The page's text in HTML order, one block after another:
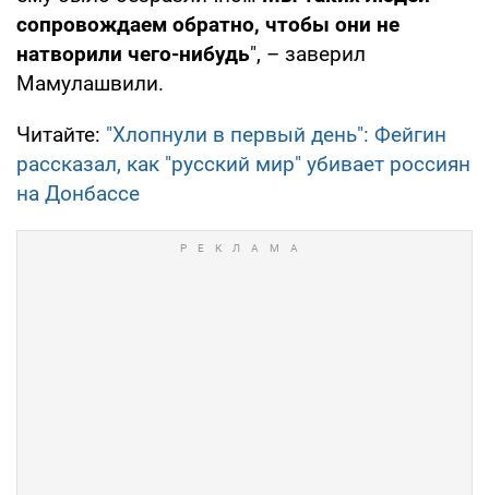
сопровождаем обратно, чтобы они не
натворили чего-нибудь", – заверил
Мамулашвили.
Читайте: "Хлопнули в первый день": Фейгин
рассказал, как "русский мир" убивает россиян
на Донбассе